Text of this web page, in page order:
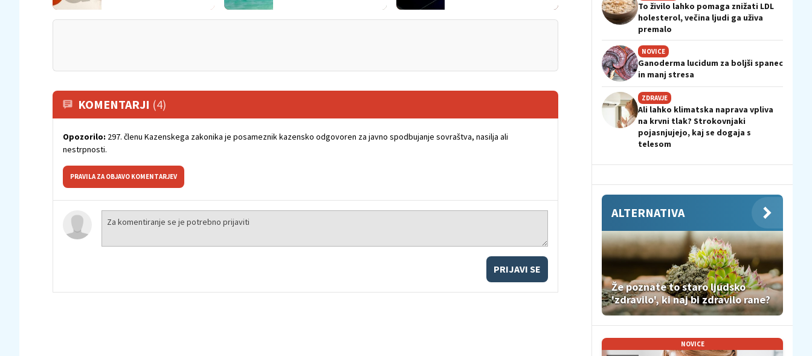
zvezdnikov!
odvečne maščobe
KOMENTARJI (4)
Opozorilo: 297. členu Kazenskega zakonika je posameznik kazensko odgovoren za javno spodbujanje sovraštva, nasilja ali
nestrpnosti.
PRAVILA ZA OBJAVO KOMENTARJEV
PRIJAVI SE
To živilo lahko pomaga znižati LDL
holesterol, večina ljudi ga uživa
premalo
NOVICE
Ganoderma lucidum za boljši spanec
in manj stresa
ZDRAVJE
Ali lahko klimatska naprava vpliva
na krvni tlak? Strokovnjaki
pojasnjujejo, kaj se dogaja s
telesom
ALTERNATIVA
Že poznate to staro ljudsko
'zdravilo', ki naj bi zdravilo rane?
NOVICE